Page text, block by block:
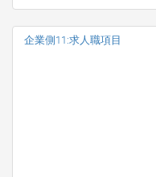
企業側11:求人職項目